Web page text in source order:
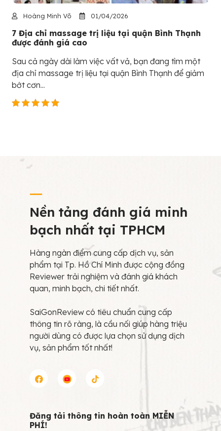
Hoàng Minh Võ 01/04/2026
7 Địa chỉ massage trị liệu tại quận Bình Thạnh
được đánh giá cao
Sau cả ngày dài làm việc vất vả, bạn đang tìm một
địa chỉ massage trị liệu tại quận Bình Thạnh để giảm
bớt cơn...
Nền tảng đánh giá minh
bạch nhất tại TPHCM
Hàng ngàn điểm cung cấp dịch vụ, sản
phẩm tại Tp. Hồ Chí Minh được cộng đồng
Reviewer trải nghiệm và đánh giá khách
quan, minh bạch, chi tiết nhất.
SaiGonReview có tiêu chuẩn cung cấp
thông tin rõ ràng, là cầu nối giúp hàng triệu
người dùng có được lựa chọn sử dụng dịch
vụ, sản phẩm tốt nhất!
Đăng tải thông tin hoàn toàn MIỄN
PHÍ!